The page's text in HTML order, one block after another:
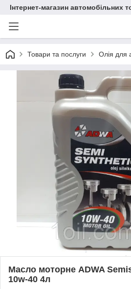
Інтернет-магазин автомобільних
Товари та послуги Олія для
Масло моторне ADWA
10w-40 4л